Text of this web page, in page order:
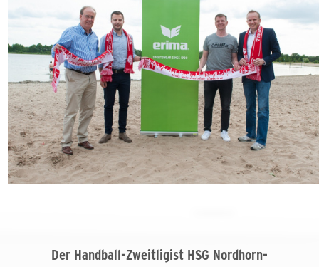
Der Handball-Zweitligist HSG Nordhorn-